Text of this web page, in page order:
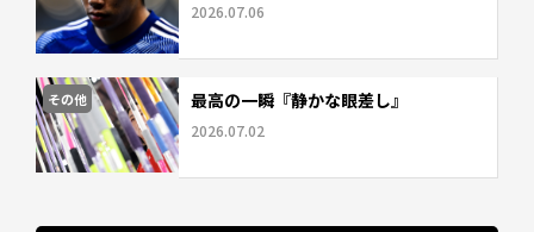
2026.07.06
その他 最高の一瞬『静かな眼差し』
2026.07.02